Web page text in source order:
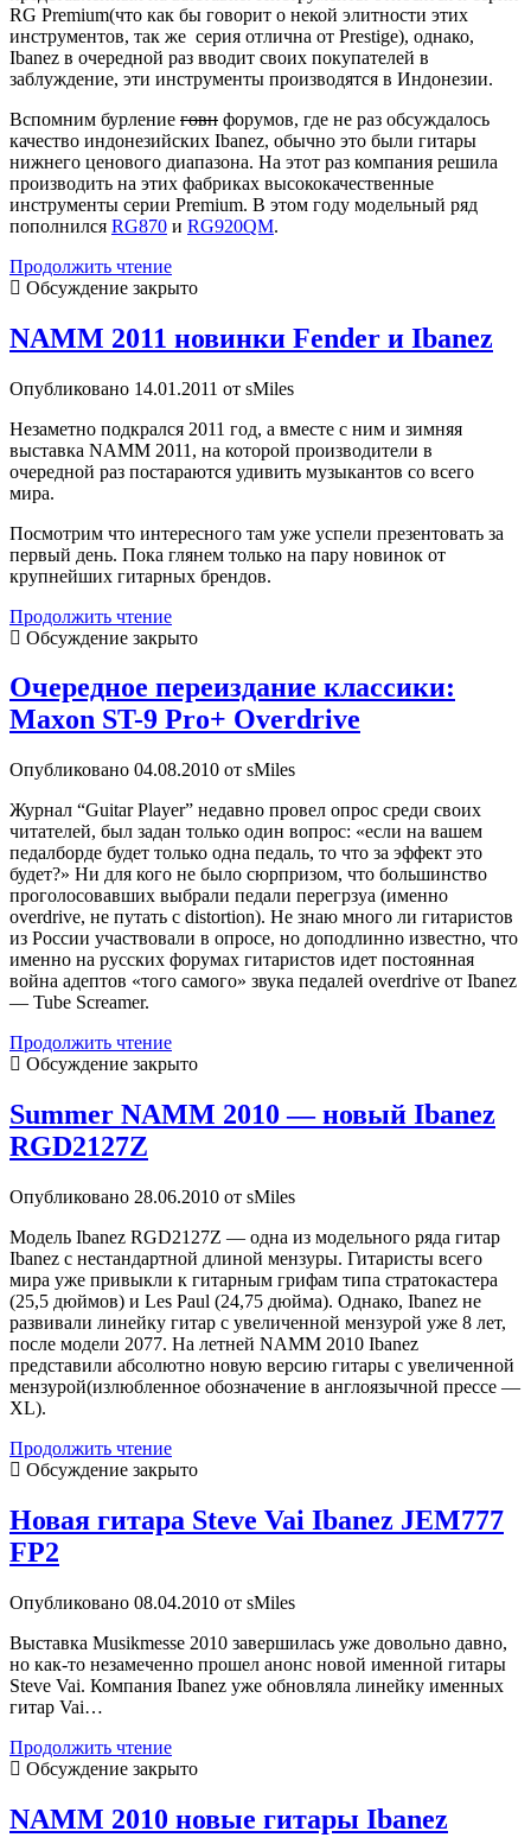
RG Premium(что как бы говорит о некой элитности этих
инструментов, так же серия отлична от Prestige), однако,
Ibanez в очередной раз вводит своих покупателей в
заблуждение, эти инструменты производятся в Индонезии.
Вспомним бурление говн форумов, где не раз обсуждалось
качество индонезийских Ibanez, обычно это были гитары
нижнего ценового диапазона. На этот раз компания решила
производить на этих фабриках высококачественные
инструменты серии Premium. В этом году модельный ряд
пополнился RG870 и RG920QM.
Продолжить чтениеNAMM
2011
Ibanez
Premium
Обсуждение закрыто
NAMM 2011 новинки Fender и Ibanez
Опубликовано 14.01.2011 от sMiles
Незаметно подкрался 2011 год, а вместе с ним и зимняя
выставка NAMM 2011, на которой производители в
очередной раз постараются удивить музыкантов со всего
мира.
Посмотрим что интересного там уже успели презентовать за
первый день. Пока глянем только на пару новинок от
крупнейших гитарных брендов.
Продолжить чтениеNAMM
2011
Fender
и
Ibanez
Обсуждение закрыто
Очередное переиздание классики:
Maxon ST-9 Pro+ Overdrive
Опубликовано 04.08.2010 от sMiles
Журнал “Guitar Player” недавно провел опрос среди своих
читателей, был задан только один вопрос: «если на вашем
педалборде будет только одна педаль, то что за эффект это
будет?» Ни для кого не было сюрпризом, что большинство
проголосовавших выбрали педали перегрзуа (именно
overdrive, не путать с distortion). Не знаю много ли гитаристов
из России участвовали в опросе, но доподлинно известно, что
именно на русских форумах гитаристов идет постоянная
война адептов «того самого» звука педалей overdrive от Ibanez
— Tube Screamer.
Продолжить чтениеОчередное
переиздание
Maxon
ST-
Overdrive
Обсуждение закрыто
Summer NAMM 2010 — новый Ibanez
RGD2127Z
Опубликовано 28.06.2010 от sMiles
Модель Ibanez RGD2127Z — одна из модельного ряда гитар
Ibanez с нестандартной длиной мензуры. Гитаристы всего
мира уже привыкли к гитарным грифам типа стратокастера
(25,5 дюймов) и Les Paul (24,75 дюйма). Однако, Ibanez не
развивали линейку гитар с увеличенной мензурой уже 8 лет,
после модели 2077. На летней NAMM 2010 Ibanez
представили абсолютно новую версию гитары с увеличенной
мензурой(излюбленное обозначение в англоязычной прессе —
XL).
Продолжить чтениеSummer
NAMM
новый
Обсуждение закрыто
Новая гитара Steve Vai Ibanez JEM777
FP2
Опубликовано 08.04.2010 от sMiles
Выставка Musikmesse 2010 завершилась уже довольно давно,
но как-то незамеченно прошел анонс новой именной гитары
Steve Vai. Компания Ibanez уже обновляла линейку именных
гитар Vai…
Продолжить чтениеНовая
гитара
Ibanez
Обсуждение закрыто
NAMM 2010 новые гитары Ibanez